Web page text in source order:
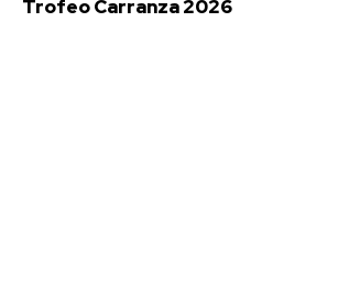
Trofeo Carranza 2026